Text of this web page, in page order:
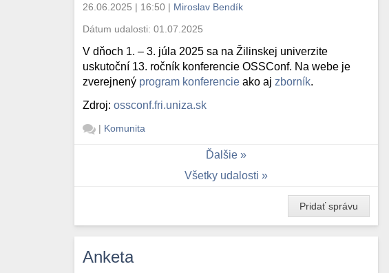
26.06.2025 | 16:50 | Miroslav Bendík
Dátum udalosti:01.07.2025
V dňoch 1. – 3. júla 2025 sa na Žilinskej univerzite
uskutoční 13. ročník konferencie OSSConf. Na webe je
zverejnený program konferencie ako aj zborník.
Zdroj:ossconf.fri.uniza.sk
| Komunita
Ďalšie
Všetky udalosti
Pridať správu
Anketa